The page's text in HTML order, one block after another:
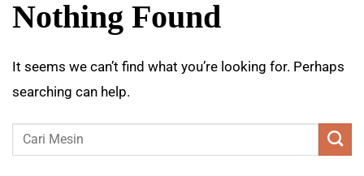
Nothing Found
It seems we can’t find what you’re looking for. Perhaps
searching can help.